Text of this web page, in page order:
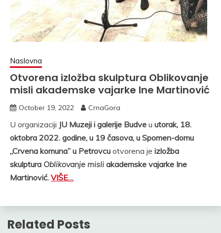
Naslovna
Otvorena izložba skulptura Oblikovanje
misli akademske vajarke Ine Martinović
October 19, 2022 CrnaGora
U organizaciji JU Muzeji i galerije Budve u utorak, 18.
oktobra 2022. godine, u 19 časova, u Spomen-domu
„Crvena komuna” u Petrovcu otvorena je izložba
skulptura Oblikovanje misli akademske vajarke Ine
Martinović. VIŠE…
Related Posts